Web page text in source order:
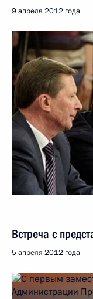
9 апреля 2012 года
Встреча с
5 апреля 2012 года